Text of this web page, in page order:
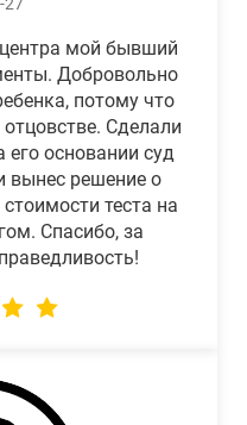
27
мой бывший
Добровольно
потому что
Сделали
основании суд
вынес решение о
теста на
Спасибо, за